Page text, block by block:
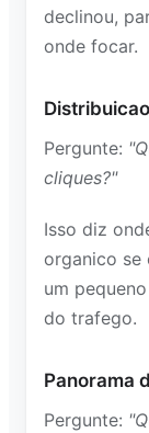
declinou,
onde focar.
Pergunte:
cliques?"
Isso diz
organico se
um
do trafego.
Panorama
Pergunte: